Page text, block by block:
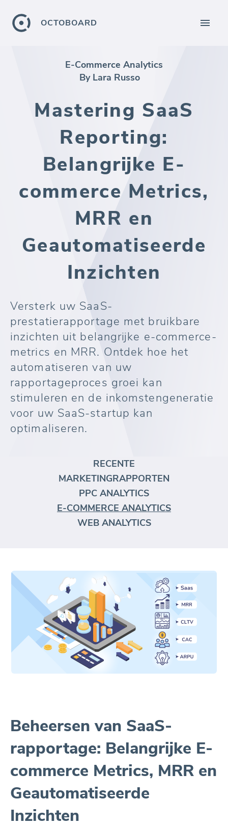
OCTOBOARD
E-Commerce Analytics
By Lara Russo
Mastering SaaS
Reporting:
Belangrijke E-
commerce Metrics,
MRR en
Geautomatiseerde
Inzichten
Versterk uw SaaS-
prestatierapportage met bruikbare
inzichten uit belangrijke e-commerce-
metrics en MRR. Ontdek hoe het
automatiseren van uw
rapportageproces groei kan
stimuleren en de inkomstengeneratie
voor uw SaaS-startup kan
optimaliseren.
RECENTE
MARKETINGRAPPORTEN
PPC ANALYTICS
E-COMMERCE ANALYTICS
WEB ANALYTICS
Beheersen van SaaS-
rapportage: Belangrijke E-
commerce Metrics, MRR en
Geautomatiseerde
Inzichten